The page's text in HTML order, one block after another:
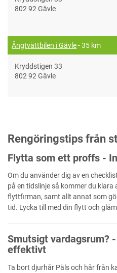
802 92 Gävle
Ångtvättbilen i Gävle- 35 km
Kryddstigen 33
802 92 Gävle
Rengöringstips från
Flytta som ett proffs -
Om du använder dig av en
på en tidslinje så kommer du
flyttfirman, samt allt annat som
tid. Lycka till med din flytt och
Smutsigt vardagsrum?
effektivt
Ta bort djurhår Päls och hår från